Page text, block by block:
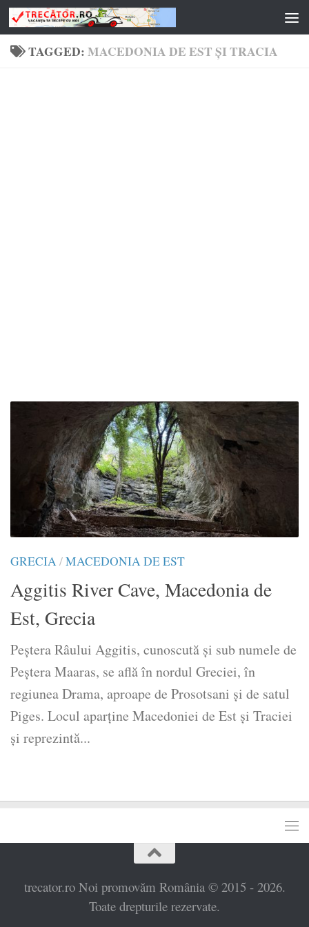
Skip to content
TAGGED:MACEDONIA DE EST ȘI TRACIA
GRECIA/MACEDONIA DE EST
Aggitis River Cave, Macedonia de
Est, Grecia
Peștera Râului Aggitis, cunoscută și sub numele de
Peștera Maaras, se află în nordul Greciei, în
regiunea Drama, aproape de Prosotsani și de satul
Piges. Locul aparține Macedoniei de Est și Traciei
și reprezintă...
trecator.ro Noi promovăm România © 2015 - 2026.
Toate drepturile rezervate.